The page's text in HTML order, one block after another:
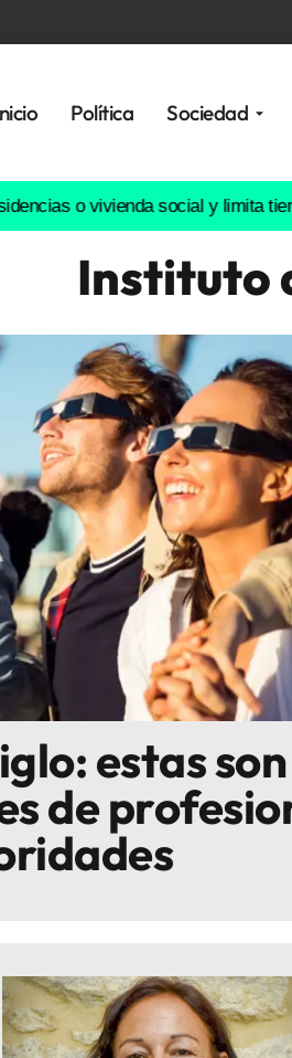
Política Sociedad
vivienda social y limita tiendas de
Instituto
estas
de